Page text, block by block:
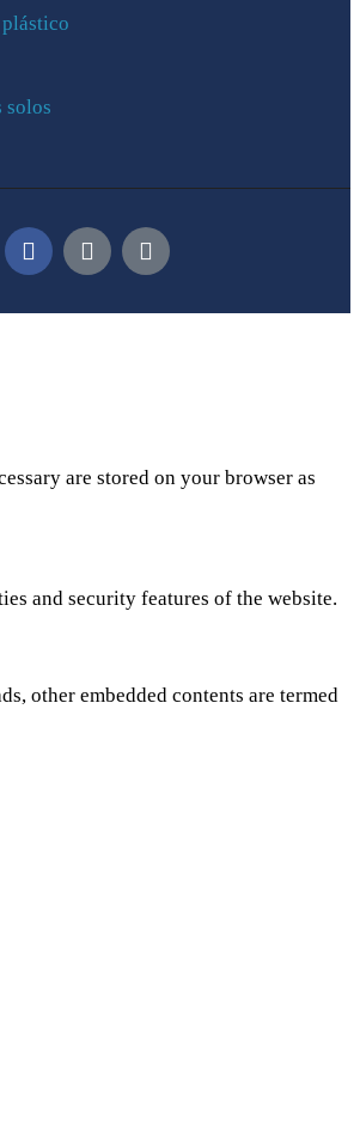
solos
are stored on your browser as
and security features of the website.
other embedded contents are termed